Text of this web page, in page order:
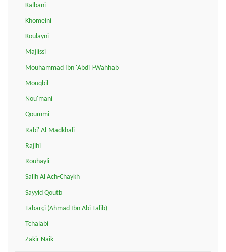
Kalbani
Khomeini
Koulayni
Majlissi
Mouhammad Ibn 'Abdi l-Wahhab
Mouqbil
Nou'mani
Qoummi
Rabi' Al-Madkhali
Rajihi
Rouhayli
Salih Al Ach-Chaykh
Sayyid Qoutb
Tabarçi (Ahmad Ibn Abi Talib)
Tchalabi
Zakir Naik